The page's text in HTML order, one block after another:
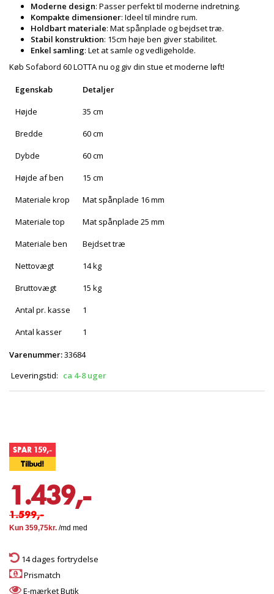
Moderne design: Passer perfekt til moderne indretning.
Kompakte dimensioner: Ideel til mindre rum.
Holdbart materiale: Mat spånplade og bejdset træ.
Stabil konstruktion: 15cm høje ben giver stabilitet.
Enkel samling: Let at samle og vedligeholde.
Køb Sofabord 60 LOTTA nu og giv din stue et moderne løft!
Egenskab
Detaljer
Højde
35 cm
Bredde
60 cm
Dybde
60 cm
Højde af ben
15 cm
Materiale krop
Mat spånplade 16 mm
Materiale top
Mat spånplade 25 mm
Materiale ben
Bejdset træ
Nettovægt
14 kg
Bruttovægt
15 kg
Antal pr. kasse
1
Antal kasser
1
Varenummer:33684
Leveringstid: ca 4-8 uger
SPAR 159,-
Tilbud!
1.439,-
1.599,-
14 dages fortrydelse
Prismatch
E-mærket Butik